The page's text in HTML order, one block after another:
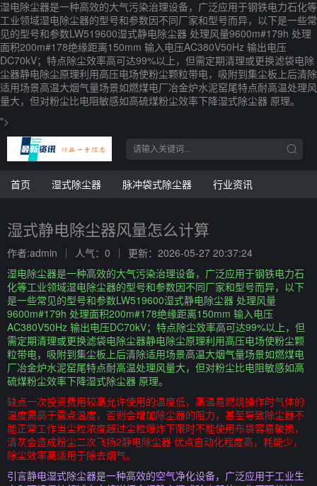
湿电除尘器是一种高效的大气污染治理设备，广泛应用于钢铁电力石化等
工业领域湿电除尘器的型号和参数因不同厂家和型号而异，以下是一些常
见的型号和参数LW519600湿式静电除尘器 处理风量9600m#179h 处理
面积200m#178绝缘距离150mm 输入电压AC380V50Hz 输出电压
DC70kV；特点除尘效率高可达99%以上，但需定期清理或更换滤袋电除
尘器静电除尘原理利用高压电场使粉尘颗粒带电，吸附到集尘板上后清除
适用场景高温大烟气量场景如燃煤电厂冶金炉水泥窑尾特点耐高温处理风
量大，但对粉尘比电阻敏感如高硫煤粉尘效率下降湿式除尘器 原理。
">
首页 湿式除尘器 脉冲袋式除尘器 行业资讯
湿式静电除尘器风量怎么计算
作者:admin 人气：0
更新：2026-05-27 20:37:24
湿电除尘器是一种高效的大气污染治理设备，广泛应用于钢铁电力石
化等工业领域湿电除尘器的型号和参数因不同厂家和型号而异，以下
是一些常见的型号和参数LW519600湿式静电除尘器 处理风量
9600m#179h 处理面积200m#178绝缘距离150mm 输入电压
AC380V50Hz 输出电压DC70kV；特点除尘效率高可达99%以上，但
需定期清理或更换滤袋电除尘器静电除尘原理利用高压电场使粉尘颗
粒带电，吸附到集尘板上后清除适用场景高温大烟气量场景如燃煤电
厂冶金炉水泥窑尾特点耐高温处理风量大，但对粉尘比电阻敏感如高
硫煤粉尘效率下降湿式除尘器 原理。
缺点一次投资费用较高允许使用的温度低，高温易燃烧操作时气体的
温度需高于露点温度，否则会增加除尘器的阻力，甚至导致除尘器不
能正常工作当尘粒浓度超过尘粒爆炸下限时不能使用布袋容易破损，
清灰会造成粉尘二次飞扬2静电除尘器 优点自动化程度高，耗能少，
除尘效率高适用于除去烟气。
引言静电湿式除尘器是一种高效的空气净化设备，广泛应用于工业生